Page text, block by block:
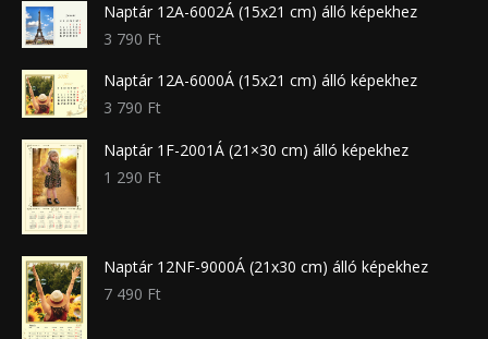
Naptár 12A-6002Á (15x21 cm) álló képekhez
3 790 Ft
Naptár 12A-6000Á (15x21 cm) álló képekhez
3 790 Ft
Naptár 1F-2001Á (21×30 cm) álló képekhez
1 290 Ft
Naptár 12NF-9000Á (21x30 cm) álló képekhez
7 490 Ft